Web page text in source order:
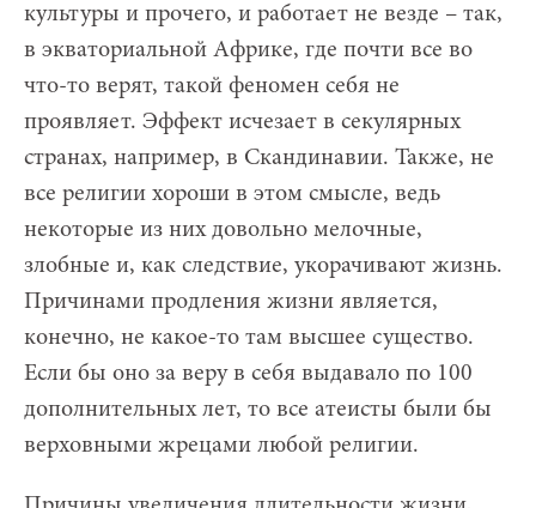
культуры и прочего, и работает не везде – так,
в экваториальной Африке, где почти все во
что-то верят, такой феномен себя не
проявляет. Эффект исчезает в секулярных
странах, например, в Скандинавии. Также, не
все религии хороши в этом смысле, ведь
некоторые из них довольно мелочные,
злобные и, как следствие, укорачивают жизнь.
Причинами продления жизни является,
конечно, не какое-то там высшее существо.
Если бы оно за веру в себя выдавало по 100
дополнительных лет, то все атеисты были бы
верховными жрецами любой религии.